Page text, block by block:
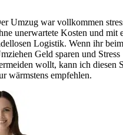
Umzug war vollkommen
unerwartete Kosten und mit
Logistik. Wenn ihr beim
Geld sparen und Stress
wollt, kann ich diesen
wärmstens empfehlen.